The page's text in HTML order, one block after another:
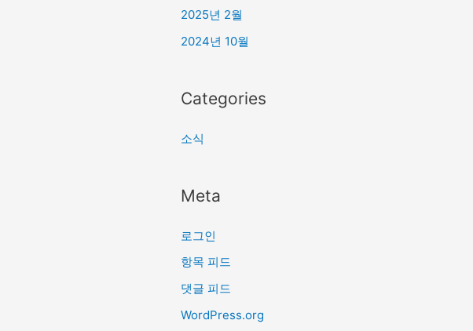
2025년 2월
2024년 10월
Categories
소식
Meta
로그인
항목 피드
댓글 피드
WordPress.org